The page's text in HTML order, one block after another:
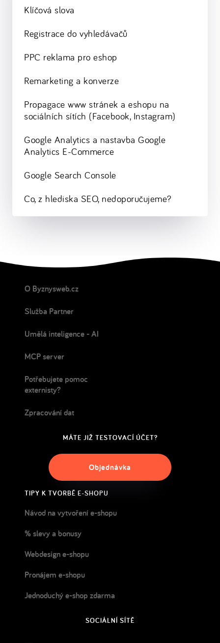
Klíčová slova
Registrace do vyhledávačů
PPC reklama pro eshop
Remarketing a konverze
Propagace www stránek a eshopu na
sociálních sítích (Facebook, Instagram)
Google Analytics a nastavba Google
Analytics E-Commerce
Google Search Console
Co, z hlediska SEO, nedoporučujeme?
O Byznysweb.cz
Služba Partner
Umělá inteligence - AI
MCP server
Potřebujete pomoc
externisty?
Zpracování dat
MÁTE JIŽ TESTOVACÍ ÚČET?
Objednávka
TIPY K TVORBĚ E-SHOPU
Návod na vytvoření e-shopu
% slevy a bonusy
Webdesign e-shopu
Pronájem e-shopu
Jednoduchý e-shop zdarma
SOCIÁLNÍ SÍTĚ